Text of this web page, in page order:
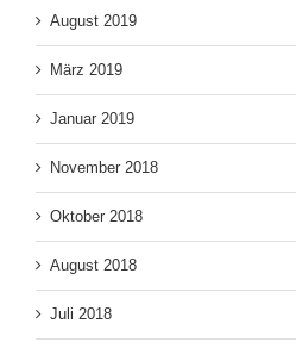
August 2019
März 2019
Januar 2019
November 2018
Oktober 2018
August 2018
Juli 2018